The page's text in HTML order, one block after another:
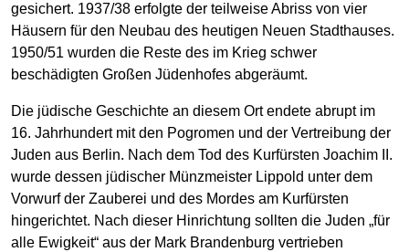
gesichert. 1937/38 erfolgte der teilweise Abriss von vier
Häusern für den Neubau des heutigen Neuen Stadthauses.
1950/51 wurden die Reste des im Krieg schwer
beschädigten Großen Jüdenhofes abgeräumt.
Die jüdische Geschichte an diesem Ort endete abrupt im
16. Jahrhundert mit den Pogromen und der Vertreibung der
Juden aus Berlin. Nach dem Tod des Kurfürsten Joachim II.
wurde dessen jüdischer Münzmeister Lippold unter dem
Vorwurf der Zauberei und des Mordes am Kurfürsten
hingerichtet. Nach dieser Hinrichtung sollten die Juden „für
alle Ewigkeit“ aus der Mark Brandenburg vertrieben